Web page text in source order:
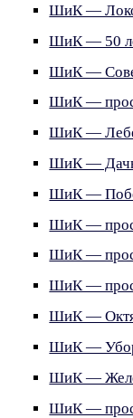
ШиК —
ШиК — 50
ШиК —
ШиК —
ШиК —
ШиК —
ШиК —
ШиК —
ШиК —
ШиК —
ШиК —
ШиК —
ШиК —
ШиК —